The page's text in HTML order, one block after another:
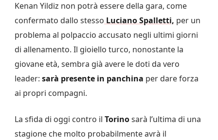
Kenan Yildiz non potrà essere della gara, come
confermato dallo stesso Luciano Spalletti, per un
problema al polpaccio accusato negli ultimi giorni
di allenamento. Il gioiello turco, nonostante la
giovane età, sembra già avere le doti da vero
leader: sarà presente in panchina per dare forza
ai propri compagni.
La sfida di oggi contro il Torinosarà l’ultima di una
stagione che molto probabilmente avrà il